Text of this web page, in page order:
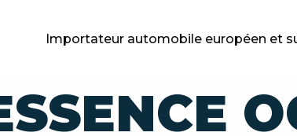
Importateur automobile européen et